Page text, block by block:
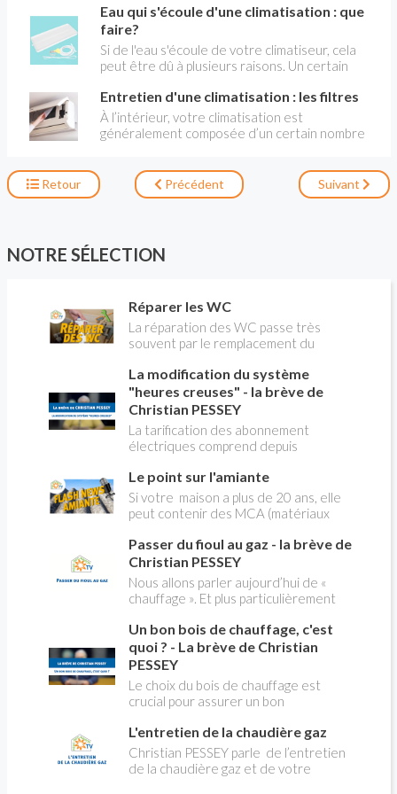
Mais mal utilisé il manquera d'efficacité et
surtout sera très énergivore. Il faut donc être
attentif à son bon réglage . Voici comment bien
l'utiliser.
Eau qui s'écoule d'une climatisation : que
faire?
Si de l'eau s'écoule de votre climatiseur, cela
peut être dû à plusieurs raisons. Un certain
résoudre le problème.
Entretien d'une climatisation : les filtres
À l’intérieur, votre climatisation est
généralement composée d’un certain nombre
les filtres périodiquement.
Retour Précédent Suivant
NOTRE SÉLECTION
Réparer les WC
La réparation des WC passe très
souvent par le remplacement du
expliquer
La modification du système
"heures creuses" - la brève de
Christian PESSEY
La tarification des abonnement
électriques comprend depuis
pleines, heures creuses. Aujourd'hui
Christian PESSEY vous explique tout
ce qu'il faut savoir sur la nouvelle
modification du système "heures
creuses" qui concerne près de 15
millions de Français !
Le point sur l'amiante
Si votre maison a plus de 20 ans, elle
peut contenir des MCA (matériaux
panique, on fait le point dans notre
flash news n°3 spéciale Amiante et
ses dangers avec Christian Pessey
Passer du fioul au gaz - la brève de
Christian PESSEY
Nous allons parler aujourd’hui de «
chauffage ». Et plus particulièrement
aborder l’abandon du fioul au profit du
gaz.
Un bon bois de chauffage, c'est
quoi ? - La brève de Christian
PESSEY
Le choix du bois de chauffage est
crucial pour assurer un bon
l'impact environnemental. Mais
comment reconnaître un bois de
qualité ? Plusieurs critères entrent en
jeu : le type d'essence, le taux
L'entretien de la chaudière gaz
Christian PESSEY parle de l’entretien
de la chaudière gaz et de votre